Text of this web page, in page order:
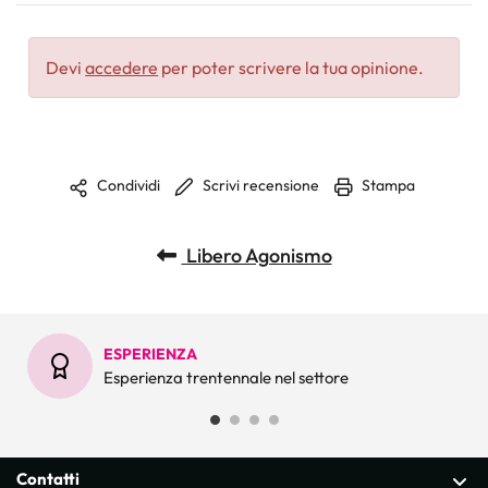
Deviaccedere per poter scrivere la tua opinione.
Condividi Scrivi recensione Stampa
Libero Agonismo
ESPERIENZA
Esperienza trentennale nel settore
Contatti